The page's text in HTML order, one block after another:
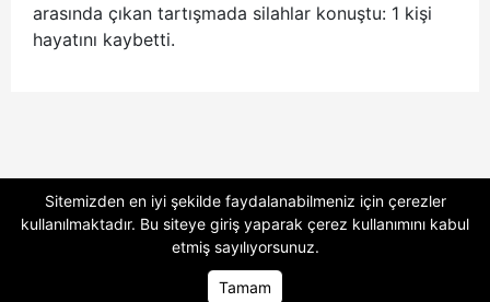
arasında çıkan tartışmada silahlar konuştu: 1 kişi
hayatını kaybetti.
Sitemizden en iyi şekilde faydalanabilmeniz için çerezler
kullanılmaktadır. Bu siteye giriş yaparak çerez kullanımını kabul
etmiş sayılıyorsunuz.
Tamam